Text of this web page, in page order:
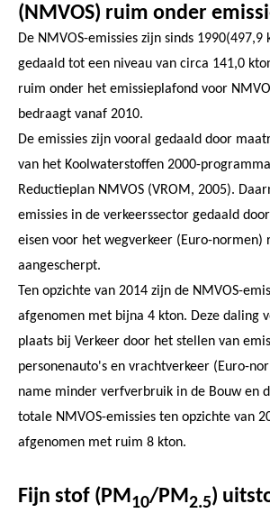
(NMVOS) ruim onder
De NMVOS-emissies zijn sinds 1990(497,9
gedaald tot een niveau van circa 141,0
ruim onder het emissieplafond voor
bedraagt vanaf 2010.
De emissies zijn vooral gedaald door
van het Koolwaterstoffen 2000-
Reductieplan NMVOS (VROM, 2005).
emissies in de verkeerssector gedaald
eisen voor het wegverkeer (Euro-normen)
aangescherpt.
Ten opzichte van 2014 zijn de NMVOS-
afgenomen met bijna 4 kton. Deze daling
plaats bij Verkeer door het stellen van
personenauto's en vrachtverkeer (Euro-
name minder verfverbruik in de Bouw en
totale NMVOS-emissies ten opzichte van
afgenomen met ruim 8 kton.
Fijn stof (PM10/PM2.5)